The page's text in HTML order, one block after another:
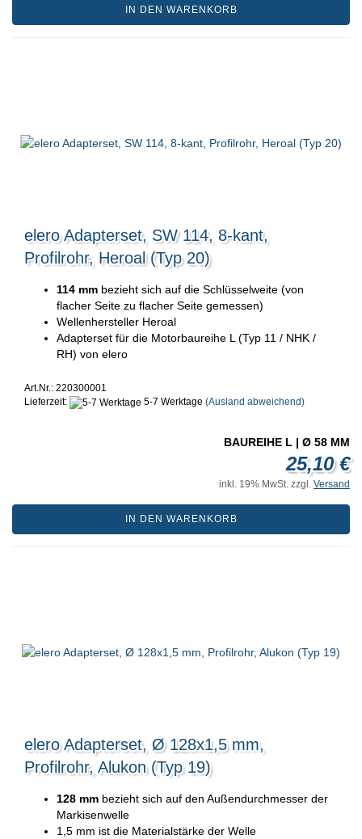
IN DEN WARENKORB
elero Adapterset, SW 114, 8-kant,
Profilrohr, Heroal (Typ 20)
114 mm bezieht sich auf die Schlüsselweite (von
flacher Seite zu flacher Seite gemessen)
Wellenhersteller Heroal
Adapterset für die Motorbaureihe L (Typ 11 / NHK /
RH) von elero
Art.Nr.: 220300001
Lieferzeit:
5-7 Werktage (Ausland abweichend)
BAUREIHE L | Ø 58 MM
25,10 €
inkl. 19% MwSt. zzgl. Versand
IN DEN WARENKORB
elero Adapterset, Ø 128x1,5 mm,
Profilrohr, Alukon (Typ 19)
128 mm bezieht sich auf den Außendurchmesser der
Markisenwelle
1,5 mm ist die Materialstärke der Welle